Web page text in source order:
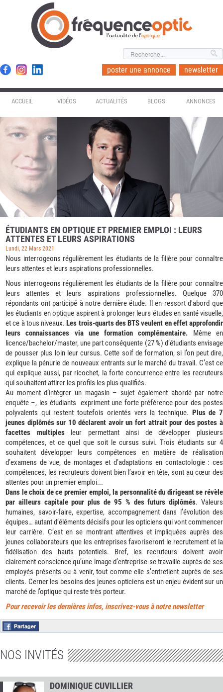
l'actualité de l'optique
poster une annonce newsletter
ACCUEIL VIDÉOS ACTUALITÉS BLOGS ANNONCES
ÉTUDIANTS EN OPTIQUE ET PREMIER EMPLOI : LEURS
ATTENTES ET LEURS ASPIRATIONS
Lundi, 22 Mars 2021
Nous interrogeons régulièrement les étudiants de la filière pour connaître
leurs attentes et leurs aspirations professionnelles.
Nous interrogeons régulièrement les étudiants de la filière pour connaître
leurs attentes et leurs aspirations professionnelles. Quelque 370
répondants ont participé à notre dernière étude. Il en ressort d'abord que
les étudiants en optique aspirent à prolonger leurs études en santé visuelle,
et ce à tous niveaux.Les trois-quarts des BTS veulent en effet approfondir
leurs connaissances via une formation complémentaire. Même en
licence/bachelor/master, une part conséquente (27 %) d’étudiants envisage
de pousser plus loin leur cursus. Cette soif de formation, si l’on peut dire,
explique la pénurie de nouveaux entrants sur le marché du travail. C’est ce
qui explique aussi, par ricochet, la forte concurrence entre les recruteurs
qui souhaitent attirer les profils les plus qualifiés.
Au moment d’intégrer un magasin – sujet également abordé par notre
enquête –, les étudiants expriment une forte préférence pour des postes
polyvalents qui restent toutefois orientés vers la technique. Plus de 7
jeunes diplômés sur 10 déclarent avoir un fort attrait pour des postes à
facettes multiplesleur permettant ainsi de développer plusieurs
compétences, et ce quel que soit le cursus suivi. Trois étudiants sur 4
souhaitent développer leurs compétences en matière de réalisation
d’examens de vue, de montages et d’adaptations en contactologie : ces
compétences, les recruteurs doivent bien l’avoir en tête, sont au cœur des
attentes pour un premier emploi...
Dans le choix de ce premier emploi, la personnalité du dirigeant se révèle
par ailleurs capitale pour plus de 95 % des futurs diplômés. Valeurs
humaines, savoir-faire, expertise, accompagnement dans l’évolution des
équipes… autant d’éléments décisifs pour les opticiens qui vont commencer
leur carrière. C’est en se montrant attentives et impliquées auprès des
jeunes collaborateurs que les entreprises favoriseront le recrutement et la
fidélisation des hauts potentiels. Bref, les recruteurs doivent avoir
clairement conscience qu’une image d’entreprise se travaille auprès de ses
employés présents ou à venir, tout comme elle s’entretient auprès de ses
clients. Cerner les besoins des jeunes opticiens est un enjeu évident sur un
marché de l’optique qui reste très porteur.
Pour recevoir les dernières infos, inscrivez-vous à notre newsletter
NOS INVITÉS
DOMINIQUE CUVILLIER